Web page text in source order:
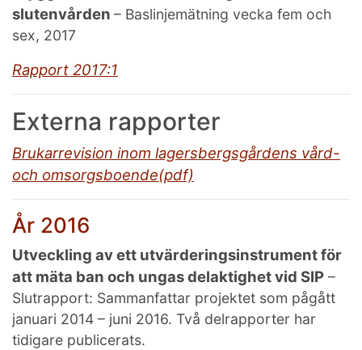
slutenvården – Baslinjemätning vecka fem och
sex, 2017
Rapport 2017:1
Externa rapporter
Brukarrevision inom lagersbergsgårdens vård-
och omsorgsboende(pdf)
År 2016
Utveckling av ett utvärderingsinstrument för
att mäta ban och ungas delaktighet vid SIP –
Slutrapport: Sammanfattar projektet som pågått
januari 2014 – juni 2016. Två delrapporter har
tidigare publicerats.